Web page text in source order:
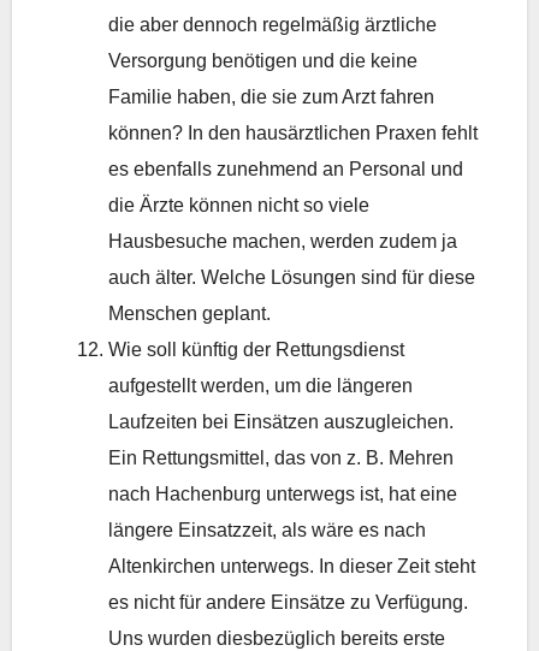
die aber dennoch regelmäßig ärztliche
Versorgung benötigen und die keine
Familie haben, die sie zum Arzt fahren
können? In den hausärztlichen Praxen fehlt
es ebenfalls zunehmend an Personal und
die Ärzte können nicht so viele
Hausbesuche machen, werden zudem ja
auch älter. Welche Lösungen sind für diese
Menschen geplant.
Wie soll künftig der Rettungsdienst
aufgestellt werden, um die längeren
Laufzeiten bei Einsätzen auszugleichen.
Ein Rettungsmittel, das von z. B. Mehren
nach Hachenburg unterwegs ist, hat eine
längere Einsatzzeit, als wäre es nach
Altenkirchen unterwegs. In dieser Zeit steht
es nicht für andere Einsätze zu Verfügung.
Uns wurden diesbezüglich bereits erste